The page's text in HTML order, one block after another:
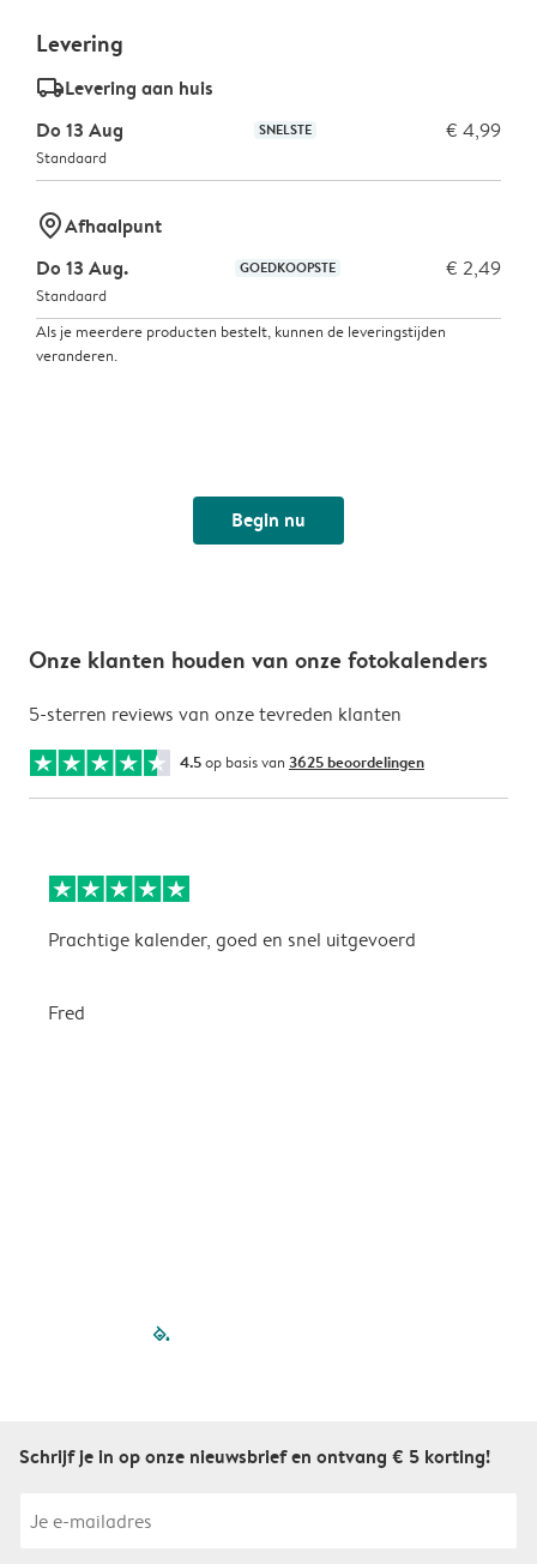
Levering
delivery_standard_v2Levering aan huis
Do 13 Aug
SNELSTE € 4,99
Standaard
marker-pinAfhaalpunt
Do 13 Aug.
GOEDKOOPSTE € 2,49
Standaard
Als je meerdere producten bestelt, kunnen de leveringstijden
veranderen.
Begin nu
Onze klanten houden van onze fotokalenders
5-sterren reviews van onze tevreden klanten
4.5op basis van 3625 beoordelingen
Prachtige kalender, goed en snel uitgevoerd
Fred
filled-pagination
Schrijf je in op onze nieuwsbrief en ontvang € 5 korting!